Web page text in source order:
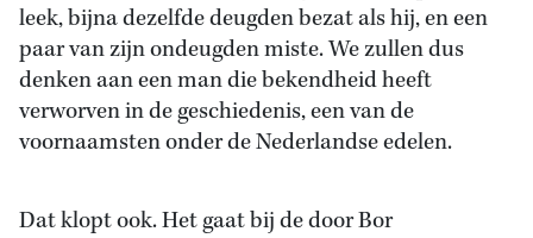
leek, bijna dezelfde deugden bezat als hij, en een
paar van zijn ondeugden miste. We zullen dus
denken aan een man die bekendheid heeft
verworven in de geschiedenis, een van de
voornaamsten onder de Nederlandse edelen.
Dat klopt ook. Het gaat bij de door Bor